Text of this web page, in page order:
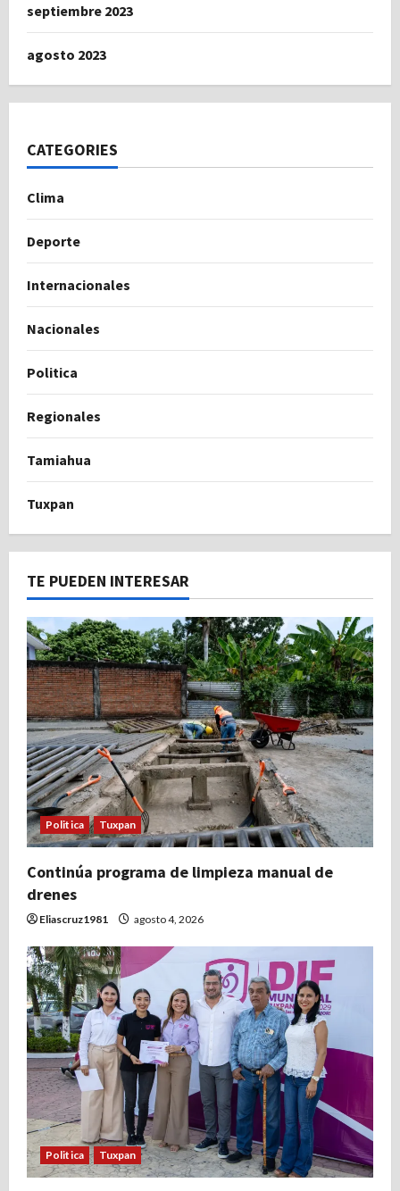
septiembre 2023
agosto 2023
CATEGORIES
Clima
Deporte
Internacionales
Nacionales
Politica
Regionales
Tamiahua
Tuxpan
TE PUEDEN INTERESAR
Politica Tuxpan
Continúa programa de limpieza manual de
drenes
Eliascruz1981 agosto 4, 2026
Politica Tuxpan